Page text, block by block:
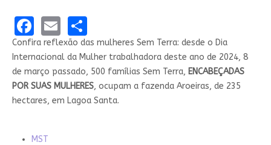
Facebook
EmailShare
Confira reflexão das mulheres Sem Terra: desde o Dia
Internacional da Mulher trabalhadora deste ano de 2024, 8
de março passado, 500 famílias Sem Terra, ENCABEÇADAS
POR SUAS MULHERES, ocupam a fazenda Aroeiras, de 235
hectares, em Lagoa Santa.
MST